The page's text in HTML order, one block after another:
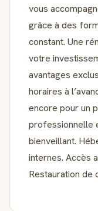
vous
grâce à des
constant. Une
votre
avantages
horaires à
encore pour un
professionnelle
bienveillant.
internes. Accès
Restauration de